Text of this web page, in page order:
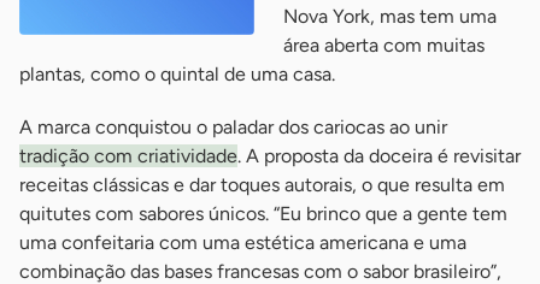
Nova York, mas tem uma
área aberta com muitas
plantas, como o quintal de uma casa.
A marca conquistou o paladar dos cariocas ao unir
tradição com criatividade. A proposta da doceira é revisitar
receitas clássicas e dar toques autorais, o que resulta em
quitutes com sabores únicos. “Eu brinco que a gente tem
uma confeitaria com uma estética americana e uma
combinação das bases francesas com o sabor brasileiro”,